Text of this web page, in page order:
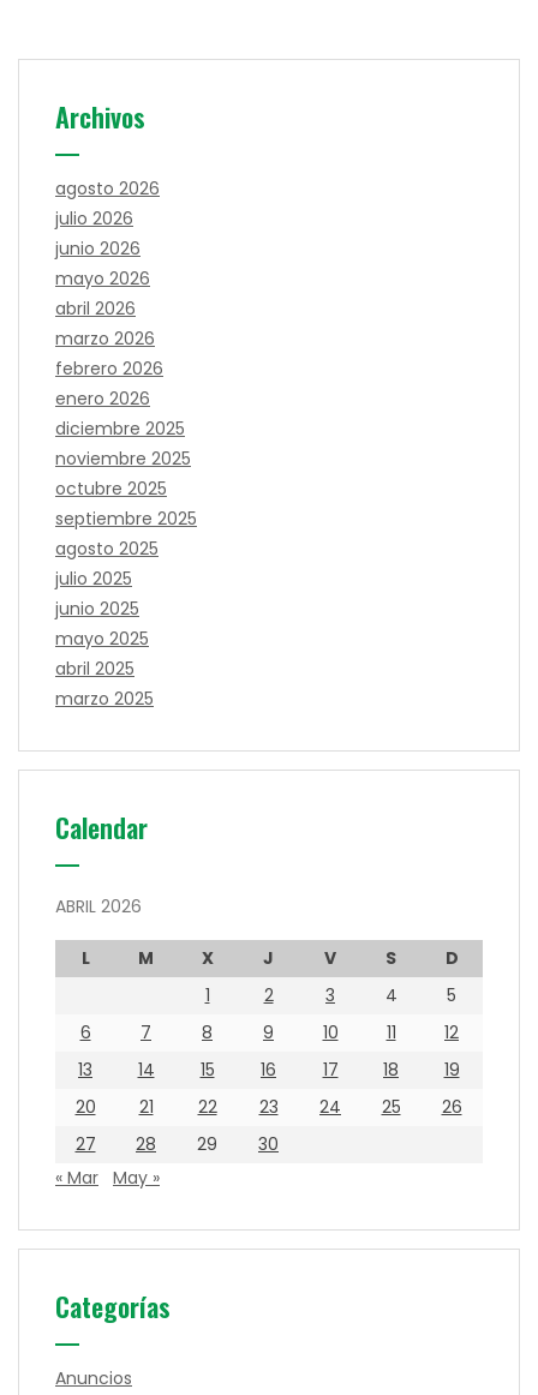
Archivos
agosto 2026
julio 2026
junio 2026
mayo 2026
abril 2026
marzo 2026
febrero 2026
enero 2026
diciembre 2025
noviembre 2025
octubre 2025
septiembre 2025
agosto 2025
julio 2025
junio 2025
mayo 2025
abril 2025
marzo 2025
Calendar
ABRIL 2026
L M X J V S
D
1
2 3 4
5
6
7 8 9 10 11
12
13
14 15 16 17 18
19
20
21 22 23 24 25
26
27
28 29
30
« Mar May »
Categorías
Anuncios